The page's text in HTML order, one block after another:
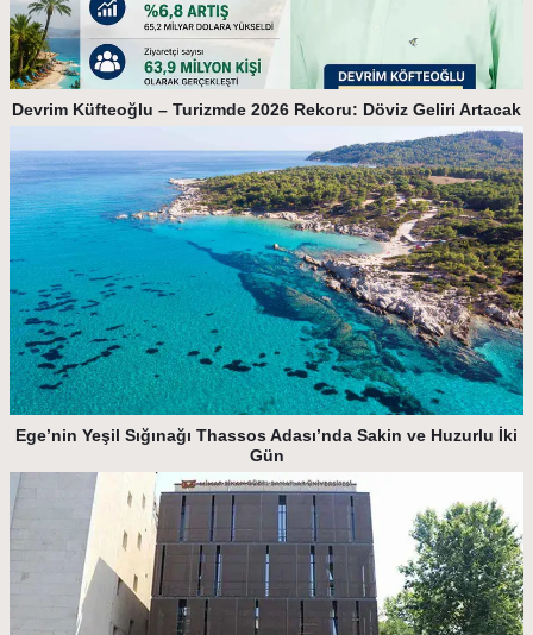
Devrim Küfteoğlu – Turizmde 2026 Rekoru: Döviz Geliri Artacak
Ege’nin Yeşil Sığınağı Thassos Adası’nda Sakin ve Huzurlu İki
Gün